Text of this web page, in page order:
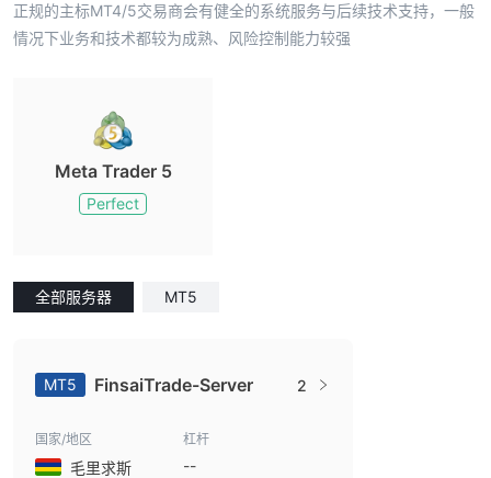
正规的主标MT4/5交易商会有健全的系统服务与后续技术支持，一般
情况下业务和技术都较为成熟、风险控制能力较强
Meta Trader 5
Perfect
全部服务器 MT5
MT5 FinsaiTrade-Server 2
国家/地区
毛里求斯
杠杆
--